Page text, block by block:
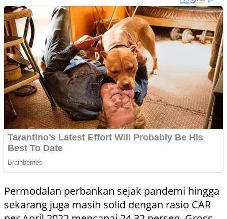
Permodalan perbankan sejak pandemi hingga
sekarang juga masih solid dengan rasio CAR